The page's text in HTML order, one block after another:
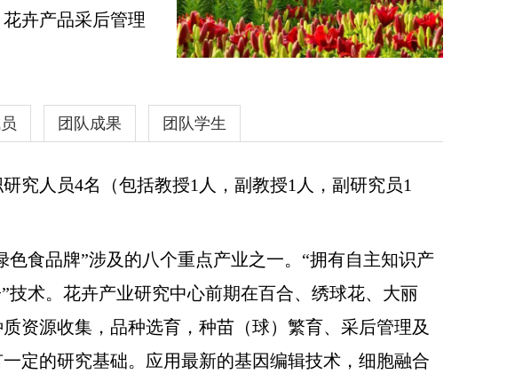
卉产品采后管理
团队成果 团队学生
究人员4名（包括教授1 人，副教授1 人，副研究员1
色食品牌”涉及的八个重点产业之一。 “拥有自主知识产
”技术。花卉产业研究中心前期在百合、绣球花、大丽
资源收集，品种选育，种苗（球）繁育、采后管理及
定的研究基础。应用最新的基因编辑技术，细胞融合
刘海英 周宁宁
，Scientia Horticulturae ，Molecular Genetics and
，‘云霞’等百合品种；‘雪佳人’、‘烟花’等多肉植物；‘耿
’、‘紫霞’等绣球新品种；‘红臣’、‘十八春’、‘芮宁’等月
冬，胡斌，何金娣，黄荣荣，田洋波，李芳，刘亚昕，
帅，冯露，罗雨柔，杨晓雷，张锦堂，任东朋，姚苏